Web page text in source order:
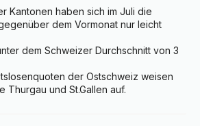
Kantonen haben sich im Juli die
dem Vormonat nur leicht
dem Schweizer Durchschnitt von 3
der Ostschweiz weisen
Thurgau und St.Gallen auf.